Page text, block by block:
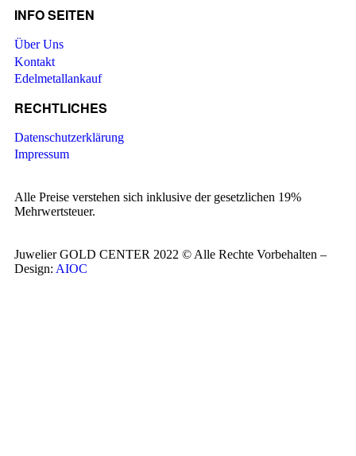
INFO SEITEN
Über Uns
Kontakt
Edelmetallankauf
RECHTLICHES
Datenschutzerklärung
Impressum
Alle Preise verstehen sich inklusive der gesetzlichen 19%
Mehrwertsteuer.
Juwelier GOLD CENTER 2022 © Alle Rechte Vorbehalten –
Design: AIOC